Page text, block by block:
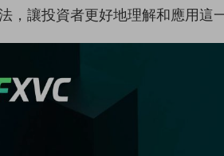
，讓投資者更好地理解和應用這